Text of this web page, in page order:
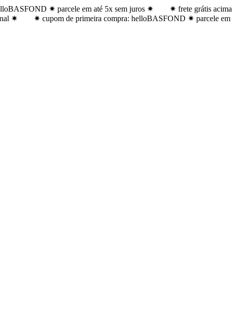
✷ parcele em até 5x sem juros ✷
✷ frete grátis acima
✷
✷ cupom de primeira compra: helloBASFOND ✷ parcele em